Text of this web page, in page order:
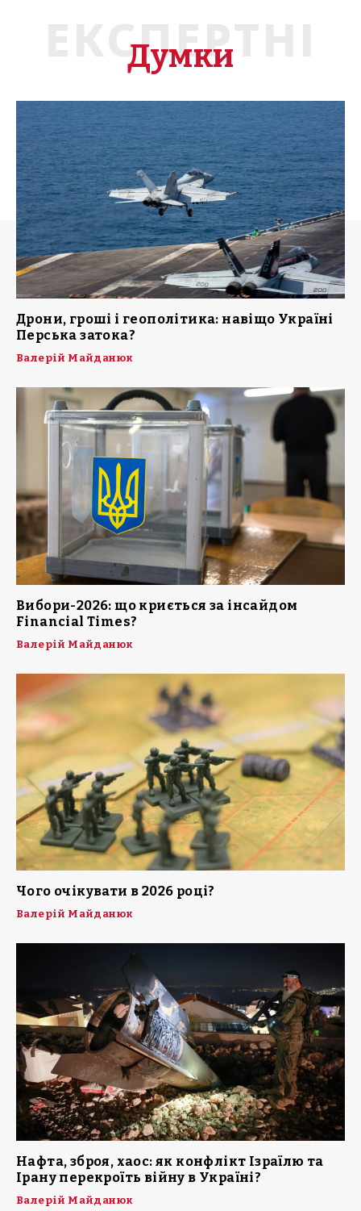
ЕКСПЕРТНІ
Думки
Дрони, гроші і геополітика: навіщо Україні
Перська затока?
Валерій Майданюк
Вибори-2026: що криється за інсайдом
Financial Times?
Валерій Майданюк
Чого очікувати в 2026 році?
Валерій Майданюк
Нафта, зброя, хаос: як конфлікт Ізраїлю та
Ірану перекроїть війну в Україні?
Валерій Майданюк